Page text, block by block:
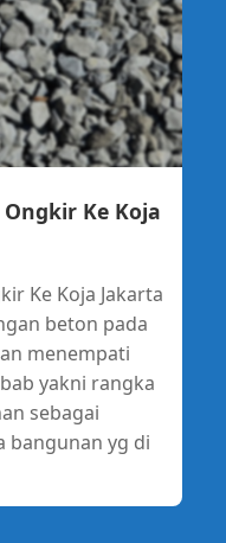
Ke Koja
Ke Koja Jakarta
beton pada
menempati
yakni rangka
sebagai
bangunan yg di